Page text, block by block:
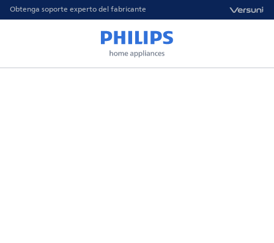
Obtenga soporte experto del fabricante